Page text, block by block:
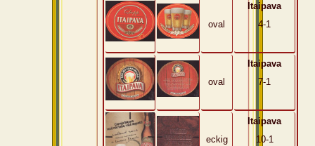
oval
Itaipava
4-1
oval
Itaipava
7-1
eckig
Itaipava
10-1